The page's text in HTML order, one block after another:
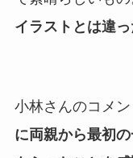
イラストとは違
小林さんのコメン
に両親から最初